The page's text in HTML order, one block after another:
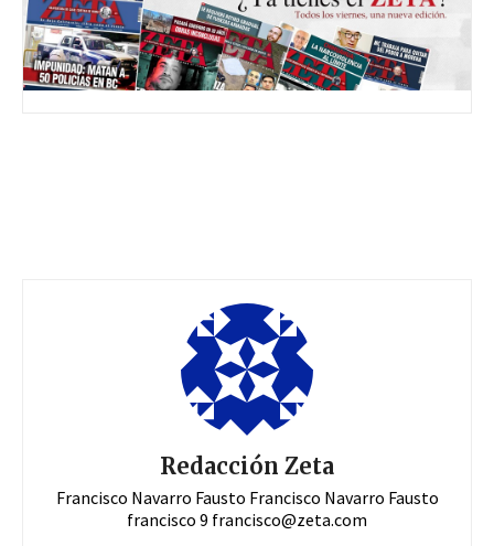
Redacción Zeta
Francisco Navarro Fausto Francisco Navarro Fausto
francisco 9 francisco@zeta.com